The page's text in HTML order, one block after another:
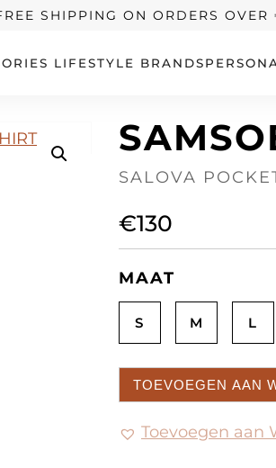
SHIPPING ON ORDERS OVER
LIFESTYLE BRANDS
SALOVA
€130
MAAT
S M L
TOEVOEGEN AAN
Toevoegen aan